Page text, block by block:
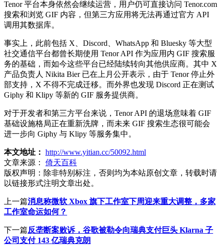
Tenor 平台本身依然会继续运营，用户仍可直接访问 Tenor.com
搜索和浏览 GIF 内容，但第三方应用将无法再通过官方 API
调用其数据库。
事实上，此前包括 X、Discord、WhatsApp 和 Bluesky 等大型
社交通信平台都曾长期使用 Tenor API 作为应用内 GIF 搜索服
务的基础，而如今这些平台已经陆续转向其他供应商。其中 X
产品负责人 Nikita Bier 已在上月公开表示，由于 Tenor 停止外
部支持，X 不得不完成迁移。而外界也发现 Discord 正在测试
Giphy 和 Klipy 等新的 GIF 服务提供商。
对于开发者和第三方平台来说，Tenor API 的退场意味着 GIF
基础设施格局正在重新洗牌，而未来 GIF 搜索生态很可能会
进一步向 Giphy 与 Klipy 等服务集中。
本文地址： http://www.yitian.cc/50092.html
文章来源：
倚天百科
版权声明： 除非特别标注，否则均为本站原创文章，转载时请
以链接形式注明文章出处。
上一篇消息称微软 Xbox 旗下工作室下周迎来重大调整，多家
工作室命运如何？
下一篇反垄断案败诉，谷歌被勒令向瑞典支付巨头 Klarna 子
公司支付 143 亿瑞典克朗